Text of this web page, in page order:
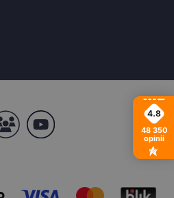
4.8
48 350
opinii